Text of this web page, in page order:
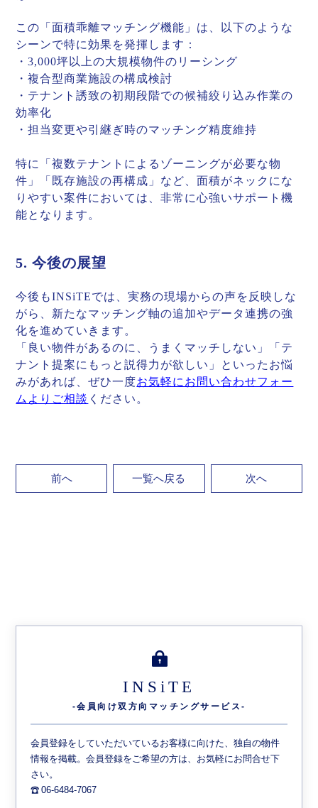
この「面積乖離マッチング機能」は、以下のような
シーンで特に効果を発揮します：
・3,000坪以上の大規模物件のリーシング
・複合型商業施設の構成検討
・テナント誘致の初期段階での候補絞り込み作業の
効率化
・担当変更や引継ぎ時のマッチング精度維持
特に「複数テナントによるゾーニングが必要な物
件」「既存施設の再構成」など、面積がネックにな
りやすい案件においては、非常に心強いサポート機
能となります。
5. 今後の展望
今後もINSiTEでは、実務の現場からの声を反映しな
がら、新たなマッチング軸の追加やデータ連携の強
化を進めていきます。
「良い物件があるのに、うまくマッチしない」「テ
ナント提案にもっと説得力が欲しい」といったお悩
みがあれば、ぜひ一度お気軽にお問い合わせフォー
ムよりご相談 ください。
前へ 一覧へ戻る 次へ
INSiTE
-会員向け双方向 マッチングサービス-
会員登録をしていただいているお客様に向けた、独自の物件
情報を掲載。会員登録をご希望の方は、お気軽にお問合せ下
さい。
06-6484-7067